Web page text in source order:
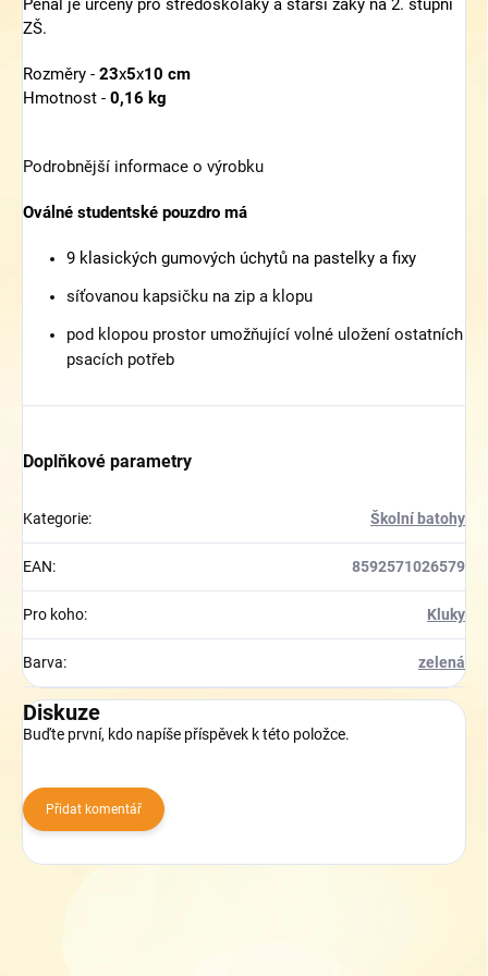
Penál je určený pro středoškoláky a starší žáky na 2. stupni
ZŠ.
Rozměry - 23x5x10 cm
Hmotnost - 0,16 kg
Podrobnější informace o výrobku
Oválné studentské pouzdro má
9 klasických gumových úchytů na pastelky a fixy
síťovanou kapsičku na zip a klopu
pod klopou prostor umožňující volné uložení ostatních
psacích potřeb
Doplňkové parametry
Kategorie: Školní batohy
EAN: 8592571026579
Pro koho: Kluky
Barva: zelená
Diskuze
Buďte první, kdo napíše příspěvek k této položce.
Přidat komentář